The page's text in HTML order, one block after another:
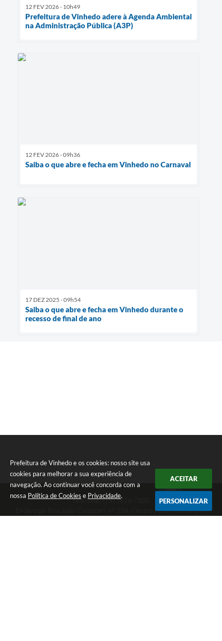
Prefeitura de Vinhedo e os cookies: nosso site usa
cookies para melhorar a sua experiência de
navegação. Ao continuar você concorda com a
nossa Política de Cookies e Privacidade.
ACEITAR
PERSONALIZAR
12 FEV 2026 - 10h49
Prefeitura de Vinhedo adere à Agenda Ambiental
na Administração Pública (A3P)
12 FEV 2026 - 09h36
Saiba o que abre e fecha em Vinhedo no Carnaval
17 DEZ 2025 - 09h54
Saiba o que abre e fecha em Vinhedo durante o
recesso de final de ano
Telefone: (19) 3826-7800
Endereço: Rua João Corazzari, nº 394, Centro | CEP: 13280-091